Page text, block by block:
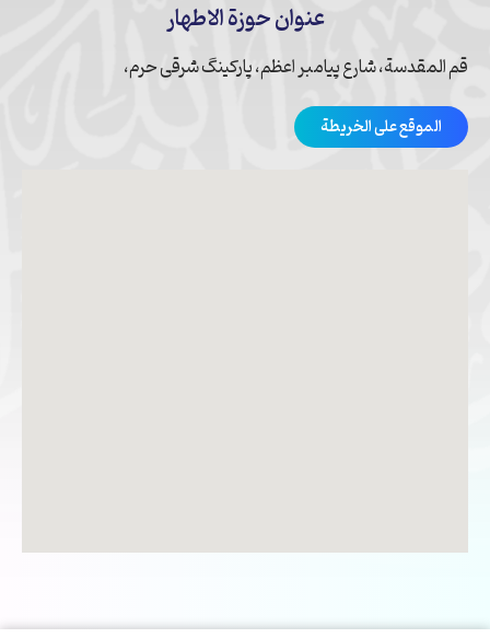
عنوان حوزة الاطهار
قم المقدسة، شارع پیامبر اعظم، پارکینگ شرقی حرم،
الموقع على الخريطة